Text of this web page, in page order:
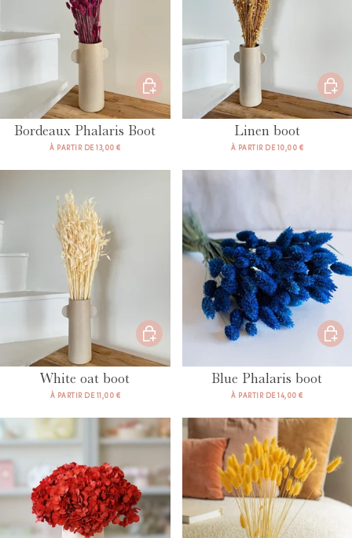
Bordeaux Phalaris Boot
À PARTIR DE 13,00 €
Linen boot
À PARTIR DE 10,00 €
White oat boot
À PARTIR DE 11,00 €
Blue Phalaris boot
À PARTIR DE 14,00 €